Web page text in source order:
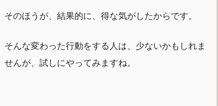
そのほうが、結果的に、得な気がしたからです。
そんな変わった行動をする人は、少ないかもしれま
せんが、試しにやってみますね。